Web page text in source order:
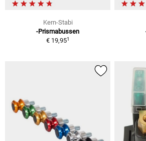
Kern-Stabi
-Prismabussen
€ 19,951